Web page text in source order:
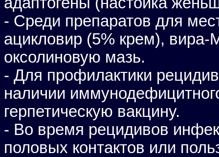
- Среди препаратов для
ацикловир (5% крем), вира-
оксолиновую мазь.
- Для профилактики
наличии
герпетическую вакцину.
- Во время рецидивов
половых контактов или